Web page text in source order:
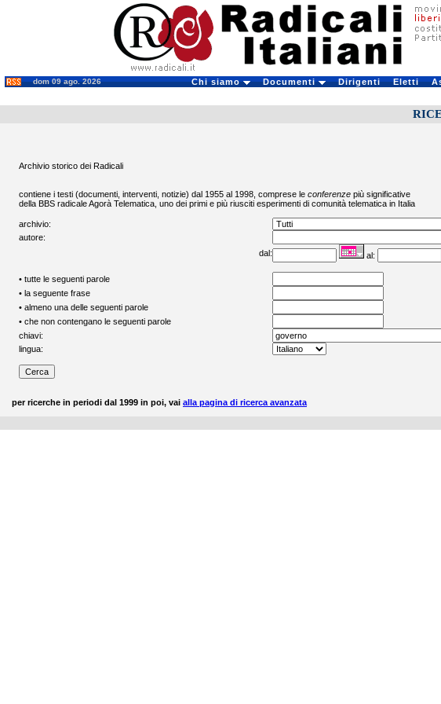
dom 09 ago. 2026 Chi siamo Documenti Dirigenti Eletti
Archivio storico dei Radicali
contiene i testi (documenti, interventi, notizie) dal 1955 al 1998, comprese le conferenze più significative
della BBS radicaleAgorà Telematica , uno dei primi e più riusciti esperimenti di comunità telematica in Italia
archivio:
autore:
dal:
al:
• tutte le seguenti parole
• la seguente frase
• almeno una delle seguenti parole
• che non contengano le seguenti parole
chiavi:
lingua:
per ricerche in periodi dal 1999 in poi, vai alla pagina di ricerca avanzata